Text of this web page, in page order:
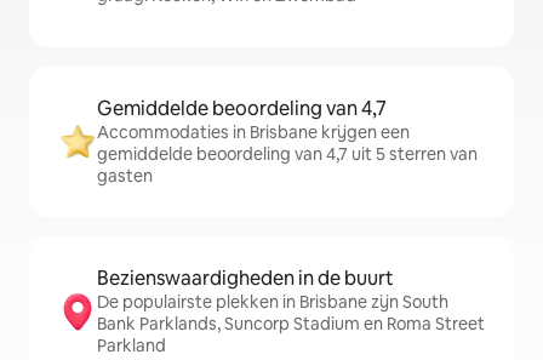
Gemiddelde beoordeling van 4,7
Accommodaties in Brisbane krijgen een
gemiddelde beoordeling van 4,7 uit 5 sterren van
gasten
Bezienswaardigheden in de buurt
De populairste plekken in Brisbane zijn South
Bank Parklands, Suncorp Stadium en Roma Street
Parkland